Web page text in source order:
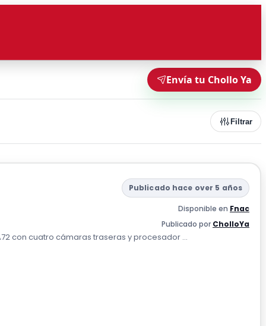
Envía tu Chollo Ya
Filtrar
Publicado hace over 5 años
Disponible en Fnac
Publicado por CholloYa
con cuatro cámaras traseras y procesador ...